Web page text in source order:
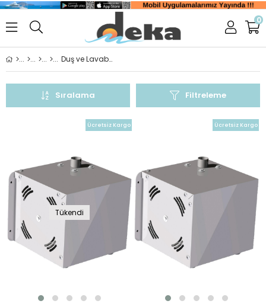
0
Duş ve Lavabo Atık Su Pompaları
Filtreleme
Sıralama
Tükendi
Ücretsiz Kargo Ücretsiz Kargo